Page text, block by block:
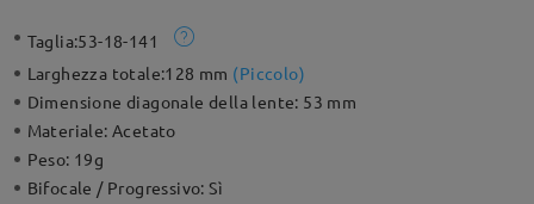
Taglia:53-18-141
Larghezza totale:128 mm (Piccolo)
Dimensione diagonale della lente: 53 mm
Materiale:Acetato
Peso: 19g
Bifocale / Progressivo:Sì